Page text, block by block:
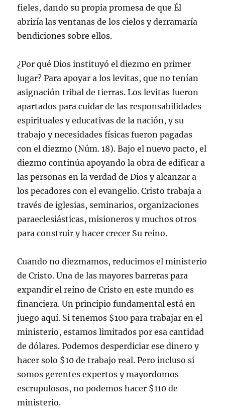
fieles, dando su propia promesa de que Él
abriría las ventanas de los cielos y derramaría
bendiciones sobre ellos.
¿Por qué Dios instituyó el diezmo en primer
lugar? Para apoyar a los levitas, que no tenían
asignación tribal de tierras. Los levitas fueron
apartados para cuidar de las responsabilidades
espirituales y educativas de la nación, y su
trabajo y necesidades físicas fueron pagadas
con el diezmo (Núm. 18). Bajo el nuevo pacto, el
diezmo continúa apoyando la obra de edificar a
las personas en la verdad de Dios y alcanzar a
los pecadores con el evangelio. Cristo trabaja a
través de iglesias, seminarios, organizaciones
paraeclesiásticas, misioneros y muchos otros
para construir y hacer crecer Su reino.
Cuando no diezmamos, reducimos el ministerio
de Cristo. Una de las mayores barreras para
expandir el reino de Cristo en este mundo es
financiera. Un principio fundamental está en
juego aquí. Si tenemos $100 para trabajar en el
ministerio, estamos limitados por esa cantidad
de dólares. Podemos desperdiciar ese dinero y
hacer solo $10 de trabajo real. Pero incluso si
somos gerentes expertos y mayordomos
escrupulosos, no podemos hacer $110 de
ministerio.